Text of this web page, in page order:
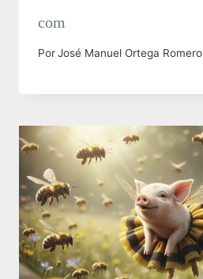
com
PorJosé Manuel Ortega Romero